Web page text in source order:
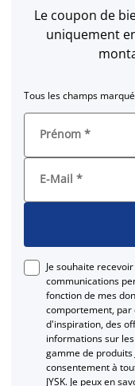
Le coupon de
uniquement
Tous les champs
Prénom *
E-Mail *
Je souhaite
communications
fonction de mes
comportement, par
d'inspiration, des
informations sur
gamme de produits
consentement à
JYSK. Je peux en